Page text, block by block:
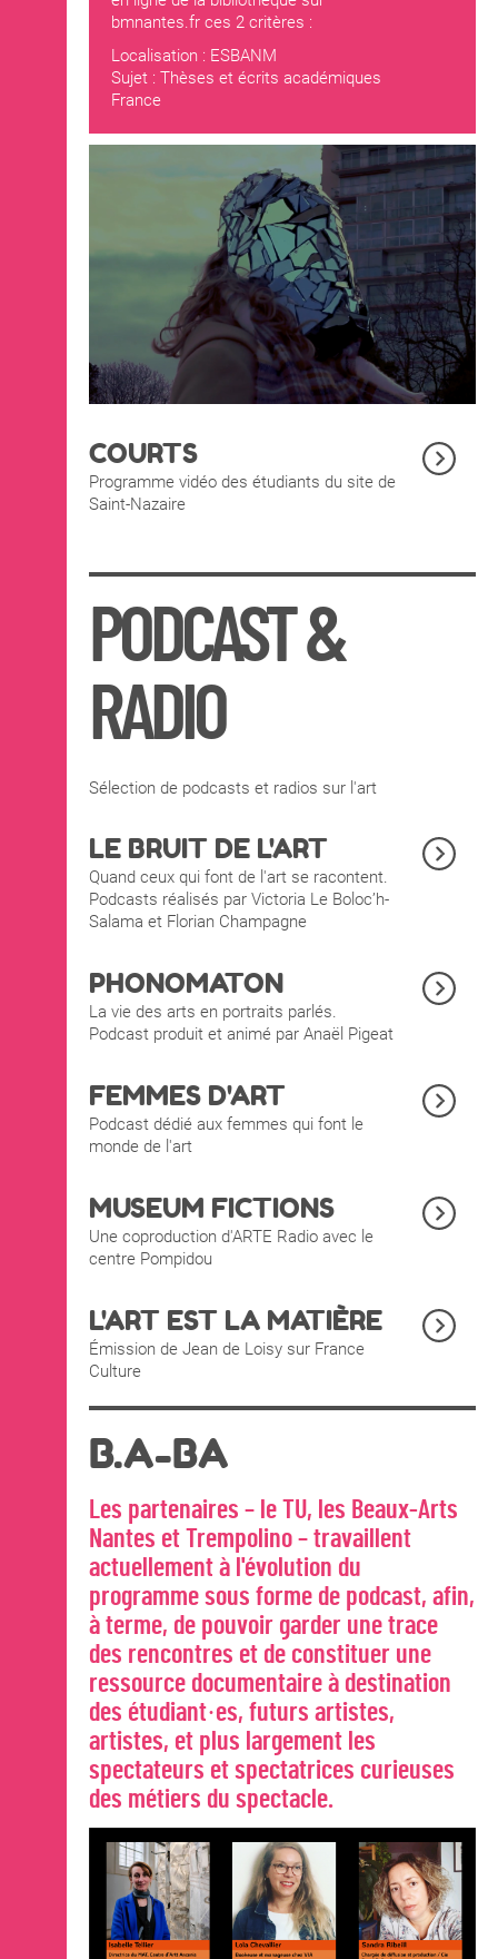
bmnantes.fr ces 2 critères :
Localisation : ESBANM
Sujet : Thèses et écrits académiques
France
COURTS
Programme vidéo des étudiants du site de
Saint-Nazaire
PODCAST &
RADIO
Sélection de podcasts et radios sur l'art
LE BRUIT DE L'ART
Quand ceux qui font de l'art se racontent.
Podcasts réalisés par Victoria Le Boloc’h-
Salama et Florian Champagne
PHONOMATON
La vie des arts en portraits parlés.
Podcast produit et animé par Anaël Pigeat
FEMMES D'ART
Podcast dédié aux femmes qui font le
monde de l'art
MUSEUM FICTIONS
Une coproduction d'ARTE Radio avec le
centre Pompidou
L'ART EST LA MATIÈRE
Émission de Jean de Loisy sur France
Culture
B.A-BA
Les partenaires – le TU, les Beaux-Arts
Nantes et Trempolino – travaillent
actuellement à l'évolution du
programme sous forme de podcast, afin,
à terme, de pouvoir garder une trace
des rencontres et de constituer une
ressource documentaire à destination
des étudiant·es, futurs artistes,
artistes, et plus largement les
spectateurs et spectatrices curieuses
des métiers du spectacle.